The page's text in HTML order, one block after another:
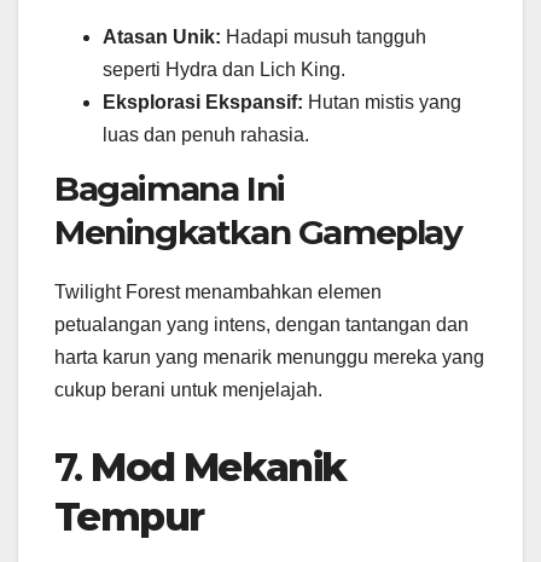
Atasan Unik: Hadapi musuh tangguh
seperti Hydra dan Lich King.
Eksplorasi Ekspansif: Hutan mistis yang
luas dan penuh rahasia.
Bagaimana Ini
Meningkatkan Gameplay
Twilight Forest menambahkan elemen
petualangan yang intens, dengan tantangan dan
harta karun yang menarik menunggu mereka yang
cukup berani untuk menjelajah.
7. Mod Mekanik
Tempur